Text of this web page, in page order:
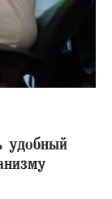
удобный